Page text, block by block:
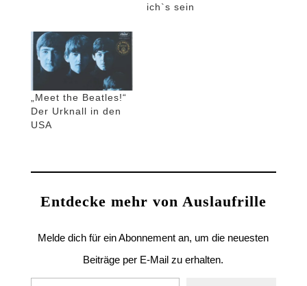
ich`s sein
„Meet the Beatles!“
Der Urknall in den
USA
Entdecke mehr von Auslaufrille
Melde dich für ein Abonnement an, um die neuesten
Beiträge per E-Mail zu erhalten.
Gib deine E-Mail-Adresse ein ...